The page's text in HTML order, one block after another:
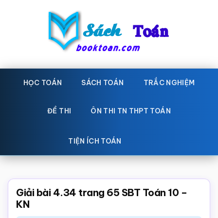
Sách
Toán
toán
Học
toán,
giáo
Toán,
trắc
HỌC TOÁN SÁCH TOÁN TRẮC NGHIỆM
ĐỀ THI ÔN THI TN THPT TOÁN
TIỆN ÍCH TOÁN
Giải bài 4.34 trang 65 SBT Toán 10 –
KN